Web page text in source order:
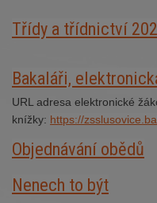
Třídy a třídnictví
Bakaláři,
URL adresa elektronické
knížky: https://
Objednávání obědů
Nenech to být